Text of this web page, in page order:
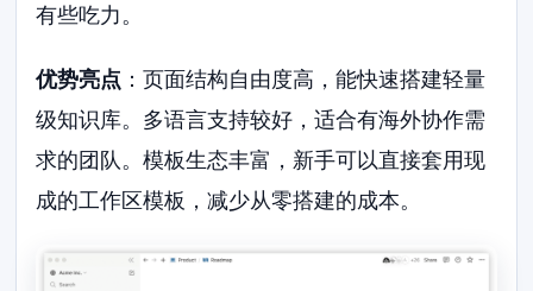
有些吃力。
优势亮点 ：页面结构自由度高，能快速搭建轻量
级知识库。多语言支持较好，适合有海外协作需
求的团队。模板生态丰富，新手可以直接套用现
成的工作区模板，减少从零搭建的成本。